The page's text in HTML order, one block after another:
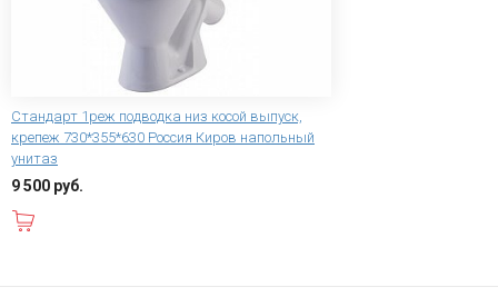
Стандарт 1реж подводка низ косой выпуск,
крепеж 730*355*630 Россия Киров напольный
унитаз
9 500 руб.